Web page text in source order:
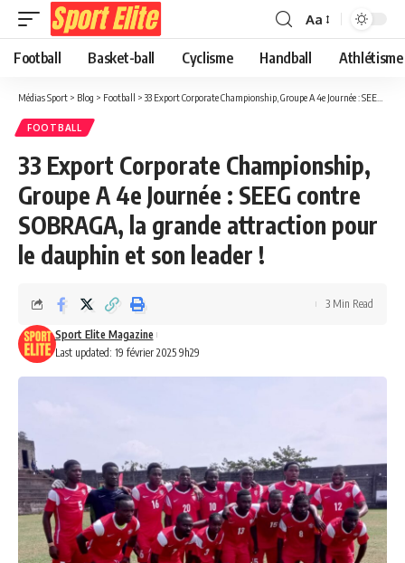
Aa
Football Basket-ball Cyclisme Handball Athlétisme
Médias Sport > Blog > Football > 33 Export Corporate Championship, Groupe A 4e Journée : SEEG contre SOBRAGA, la grande attraction pour le dauphin et son leader !
FOOTBALL
33 Export Corporate Championship,
Groupe A 4e Journée : SEEG contre
SOBRAGA, la grande attraction pour
le dauphin et son leader !
Last updated: 19 février 2025 9h29
Sport Elite Magazine
3 Min Read